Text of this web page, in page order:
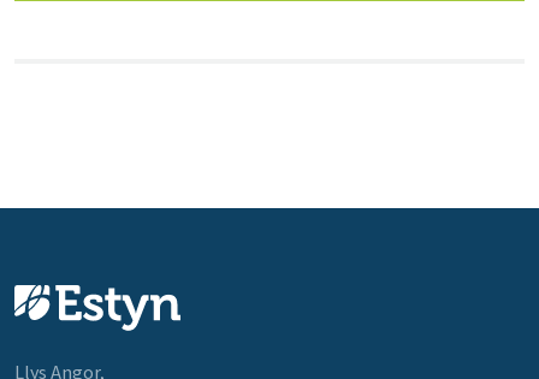
Llys Angor,